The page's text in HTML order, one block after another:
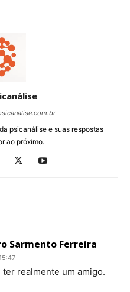
psicanálise e suas respostas
ao próximo.
Sarmento Ferreira
realmente um amigo.